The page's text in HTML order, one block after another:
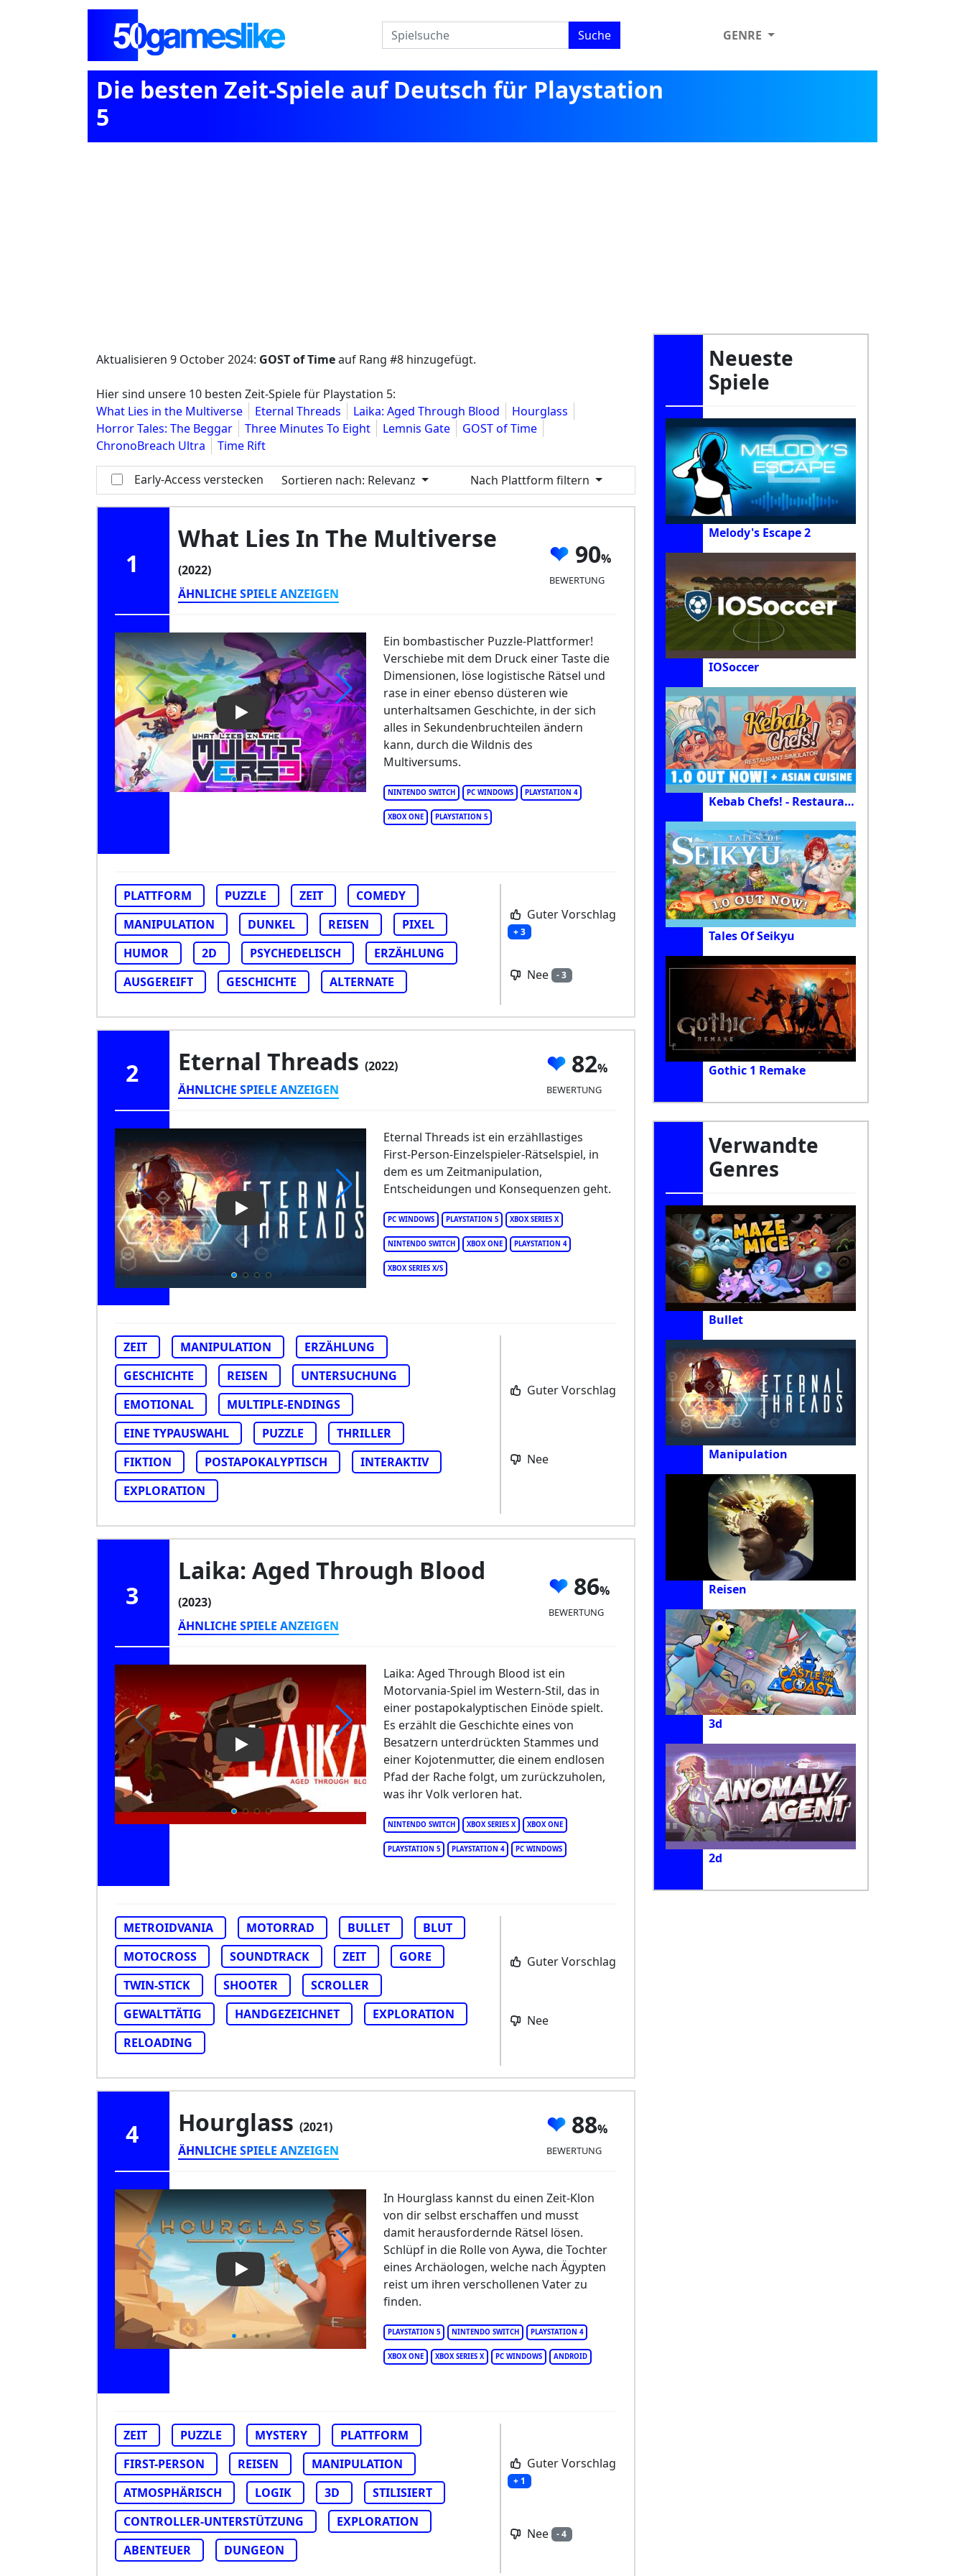
Suche GENRE
Die besten Zeit-Spiele auf Deutsch für Playstation
5
Aktualisieren 9 October 2024: GOST of Timeauf Rang #8 hinzugefügt.
Hier sind unsere 10 besten Zeit-Spiele für Playstation 5:
What Lies in the Multiverse
Eternal Threads Laika: Aged Through Blood
Hourglass
Horror Tales: The Beggar
Three Minutes To Eight Lemnis Gate
GOST of Time
ChronoBreach Ultra
Time Rift
Early-Access verstecken Sortieren nach: Relevanz Nach Plattform filtern
1
What Lies In The Multiverse
(2022)
ÄHNLICHE SPIELE ANZEIGEN
90
BEWERTUNG
Play Video: What Lies in the Multiverse
NINTENDO SWITCH PC WINDOWS PLAYSTATION 4
XBOX ONE PLAYSTATION 5
Ein bombastischer Puzzle-Plattformer!
Verschiebe mit dem Druck einer Taste die
Dimensionen, löse logistische Rätsel und
rase in einer ebenso düsteren wie
unterhaltsamen Geschichte, in der sich
alles in Sekundenbruchteilen ändern
kann, durch die Wildnis des
Multiversums.
PLATTFORM PUZZLE ZEIT
COMEDY
MANIPULATION
DUNKEL REISEN
PIXEL
HUMOR
2D PSYCHEDELISCH
ERZÄHLUNG
AUSGEREIFT
GESCHICHTE ALTERNATE
Guter Vorschlag
+ 3
Nee - 3
2 Eternal Threads (2022)
ÄHNLICHE SPIELE ANZEIGEN
82
BEWERTUNG
Play Video: Eternal ThreadsPC WINDOWS PLAYSTATION 5 XBOX SERIES X
NINTENDO SWITCH XBOX ONE PLAYSTATION 4
XBOX SERIES X/S
Eternal Threads ist ein erzähllastiges
First-Person-Einzelspieler-Rätselspiel, in
dem es um Zeitmanipulation,
Entscheidungen und Konsequenzen geht.
ZEIT MANIPULATION
ERZÄHLUNG
GESCHICHTE
REISEN
UNTERSUCHUNG
EMOTIONAL
MULTIPLE-ENDINGS
EINE TYPAUSWAHL
PUZZLE
THRILLER
FIKTION
POSTAPOKALYPTISCH
INTERAKTIV
EXPLORATION
Guter Vorschlag
Nee
3
Laika: Aged Through Blood
(2023)
ÄHNLICHE SPIELE ANZEIGEN
86
BEWERTUNG
Play Video: Laika: Aged Through Blood
NINTENDO SWITCH XBOX SERIES X XBOX ONE
PLAYSTATION 5 PLAYSTATION 4 PC WINDOWS
Laika: Aged Through Blood ist ein
Motorvania-Spiel im Western-Stil, das in
einer postapokalyptischen Einöde spielt.
Es erzählt die Geschichte eines von
Besatzern unterdrückten Stammes und
einer Kojotenmutter, die einem endlosen
Pfad der Rache folgt, um zurückzuholen,
was ihr Volk verloren hat.
METROIDVANIA MOTORRAD BULLET
BLUT
MOTOCROSS
SOUNDTRACK ZEIT
GORE
TWIN-STICK
SHOOTER
SCROLLER
GEWALTTÄTIG
HANDGEZEICHNET
EXPLORATION
RELOADING
Guter Vorschlag
Nee
4 Hourglass (2021)
ÄHNLICHE SPIELE ANZEIGEN
88
BEWERTUNG
Play Video: Hourglass
PLAYSTATION 5 NINTENDO SWITCH PLAYSTATION 4
XBOX ONE XBOX SERIES X PC WINDOWS ANDROID
In Hourglass kannst du einen Zeit-Klon
von dir selbst erschaffen und musst
damit herausfordernde Rätsel lösen.
Schlüpf in die Rolle von Aywa, die Tochter
eines Archäologen, welche nach Ägypten
reist um ihren verschollenen Vater zu
finden.
ZEIT PUZZLE MYSTERY
PLATTFORM
FIRST-PERSON
REISEN
MANIPULATION
ATMOSPHÄRISCH
LOGIK 3D
STILISIERT
CONTROLLER-UNTERSTÜTZUNG
EXPLORATION
ABENTEUER
DUNGEON
Guter Vorschlag
+ 1
Nee - 4
Neueste
Spiele
Melody's Escape 2
IOSoccer
Kebab Chefs! - Restaurant Simulator
Tales Of Seikyu
Gothic 1 Remake
Verwandte
Genres
Bullet
Manipulation
Reisen
3d
2d